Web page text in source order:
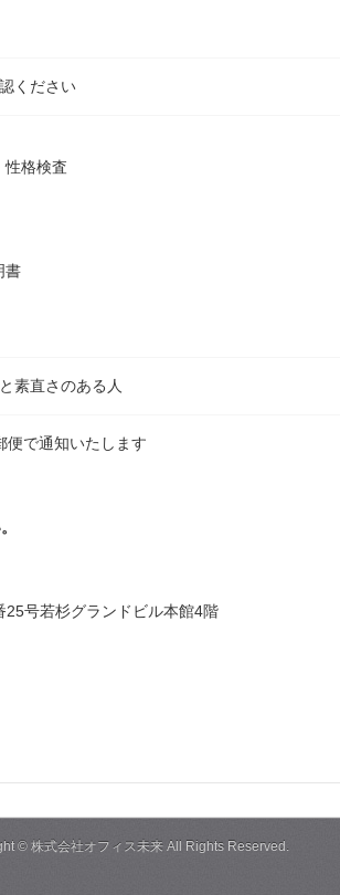
ください
性格検査
書
素直さのある人
便で通知いたします
号若杉グランドビル本館4階
© 株式会社オフィス未来 All Rights Reserved.